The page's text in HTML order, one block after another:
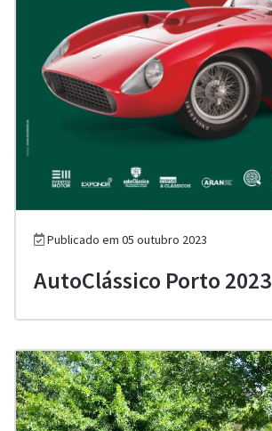
Publicado em 05 outubro 2023
AutoClássico Porto 2023